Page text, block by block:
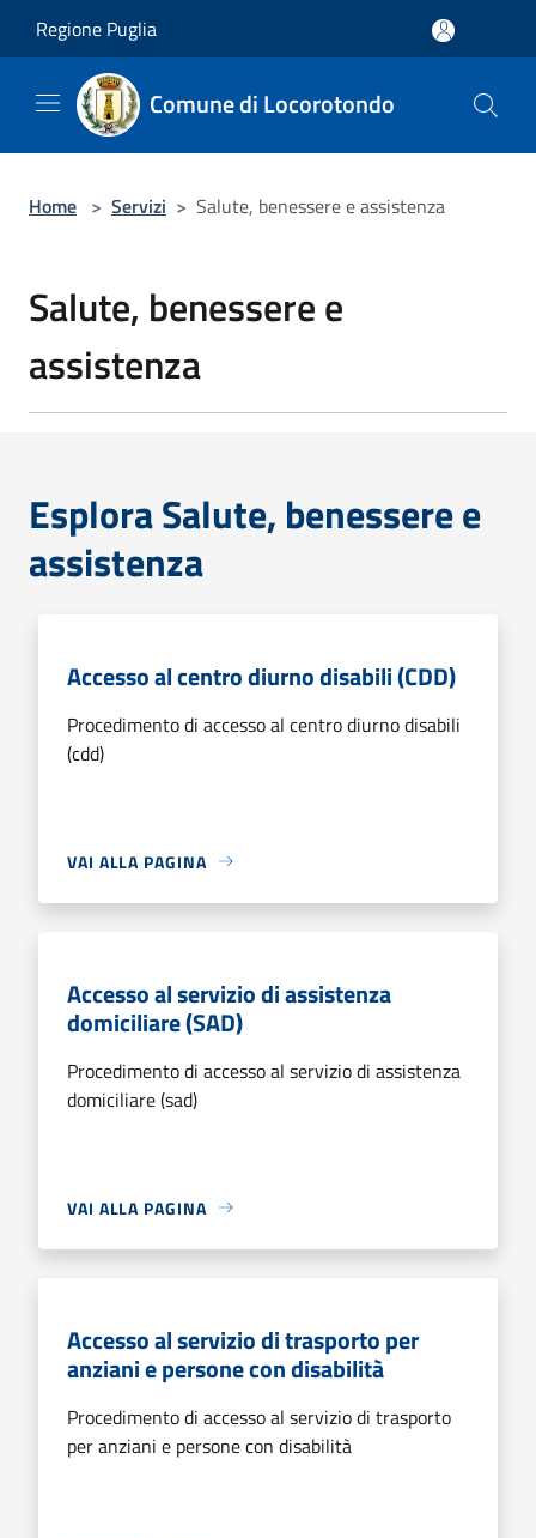
Regione Puglia
Comune di Locorotondo
Home > Servizi > Salute, benessere e assistenza
Salute, benessere e
assistenza
Esplora Salute, benessere e
assistenza
Accesso al centro diurno disabili (CDD)
Procedimento di accesso al centro diurno disabili
(cdd)
VAI ALLA PAGINA
Accesso al servizio di assistenza
domiciliare (SAD)
Procedimento di accesso al servizio di assistenza
domiciliare (sad)
VAI ALLA PAGINA
Accesso al servizio di trasporto per
anziani e persone con disabilità
Procedimento di accesso al servizio di trasporto
per anziani e persone con disabilità